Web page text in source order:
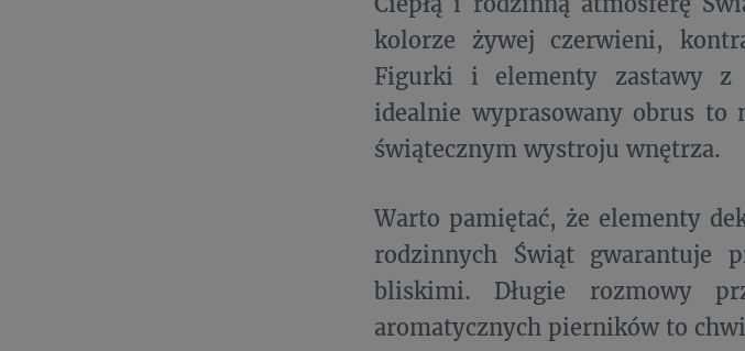
kolorze żywej czerwieni,
Figurki i elementy zastawy z
idealnie wyprasowany obrus to
świątecznym wystroju wnętrza.
Warto pamiętać, że elementy
rodzinnych Świąt gwarantuje
bliskimi. Długie rozmowy
aromatycznych pierników to